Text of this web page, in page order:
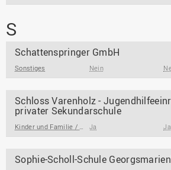
S
Schattenspringer GmbH
Sonstiges Nein
Schloss Varenholz -
privater Sekundarschule
Kinder und Familie / Jugendarbeit / Jugendsozialarbeit Ja Ja
Sophie-Scholl-Schule